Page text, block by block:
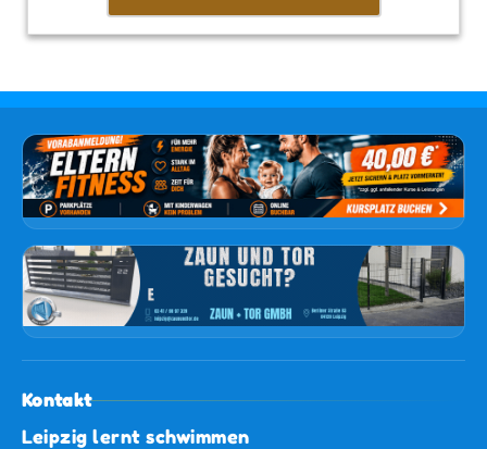
Kontakt
Leipzig lernt schwimmen